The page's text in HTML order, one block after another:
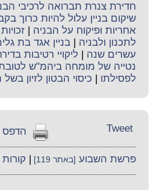
חדירת צנרת תברואה לרכיבי
שיקום בניין עלול להיות כרוך
אחריות ופיקוח על הבניה |
לתכנון ולבניה |בניין אגד בת
עשרים שנה
ליקויי רטיבות
נטייה של מומחה ביהמ"ש לטובת
לפסילתו
כיסוי הבטון לזיון
הדפס Tweet
פרשת השבוע [באתר 119] קורות